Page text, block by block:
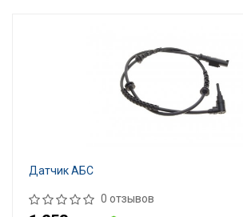
Датчик АБС
0 отзывов